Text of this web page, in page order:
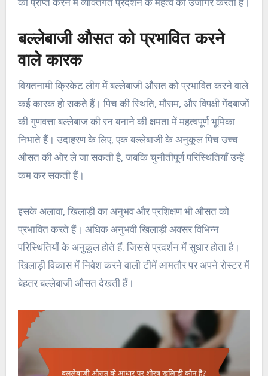
को प्राप्त करने में व्यक्तिगत प्रदर्शन के महत्व को उजागर करता है।
बल्लेबाजी औसत को प्रभावित करने
वाले कारक
वियतनामी क्रिकेट लीग में बल्लेबाजी औसत को प्रभावित करने वाले
कई कारक हो सकते हैं। पिच की स्थिति, मौसम, और विपक्षी गेंदबाजों
की गुणवत्ता बल्लेबाज की रन बनाने की क्षमता में महत्वपूर्ण भूमिका
निभाते हैं। उदाहरण के लिए, एक बल्लेबाजी के अनुकूल पिच उच्च
औसत की ओर ले जा सकती है, जबकि चुनौतीपूर्ण परिस्थितियाँ उन्हें
कम कर सकती हैं।
इसके अलावा, खिलाड़ी का अनुभव और प्रशिक्षण भी औसत को
प्रभावित करते हैं। अधिक अनुभवी खिलाड़ी अक्सर विभिन्न
परिस्थितियों के अनुकूल होते हैं, जिससे प्रदर्शन में सुधार होता है।
खिलाड़ी विकास में निवेश करने वाली टीमें आमतौर पर अपने रोस्टर में
बेहतर बल्लेबाजी औसत देखती हैं।